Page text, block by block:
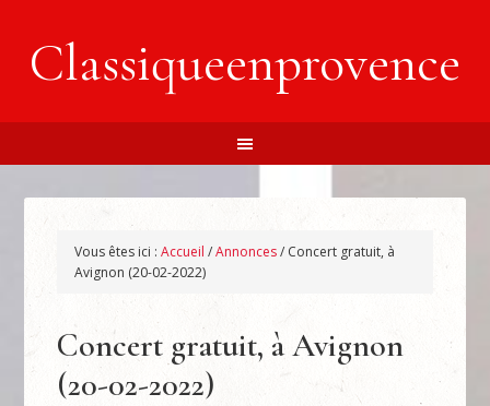
Classiqueenprovence
Vous êtes ici :Accueil /Annonces/ Concert gratuit, à
Avignon (20-02-2022)
Concert gratuit, à Avignon
(20-02-2022)